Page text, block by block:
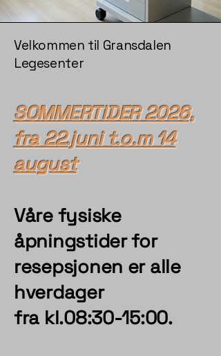
Velkommen til Gransdalen
Legesenter
SOMMERTIDER 2026,
fra 22.juni t.o.m 14
august
Våre fysiske
åpningstider for
resepsjonen er alle
hverdager
fra kl.08:30-15:00.